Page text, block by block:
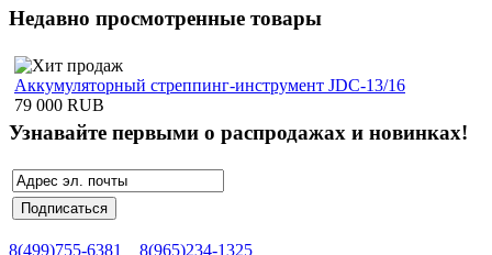
Недавно просмотренные товары
Аккумуляторный стреппинг-инструмент JDC-13/16
79 000 RUB
Узнавайте первыми о распродажах и новинках!
8(499)755-6381
8(965)234-1325